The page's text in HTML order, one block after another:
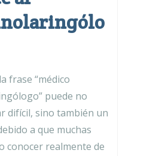
frase “médico
puede no
difícil, sino también un
a que muchas
conocer realmente de